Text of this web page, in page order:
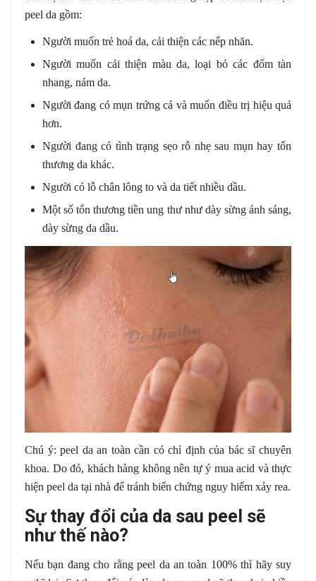
peel da gồm:
Người muốn trẻ hoá da, cải thiện các nếp nhăn.
Người muốn cải thiện màu da, loại bỏ các đốm tàn
nhang, nám da.
Người đang có mụn trứng cá và muốn điều trị hiệu quả
hơn.
Người đang có tình trạng sẹo rỗ nhẹ sau mụn hay tổn
thương da khác.
Người có lỗ chân lông to và da tiết nhiều dầu.
Một số tổn thương tiền ung thư như dày sừng ánh sáng,
dày sừng da dầu.
Chú ý: peel da an toàn cần có chỉ định của bác sĩ chuyên
khoa. Do đó, khách hàng không nên tự ý mua acid và thực
hiện peel da tại nhà để tránh biến chứng nguy hiểm xảy rea.
Sự thay đổi của da sau peel sẽ
như thế nào?
Nếu bạn đang cho rằng peel da an toàn 100% thì hãy suy